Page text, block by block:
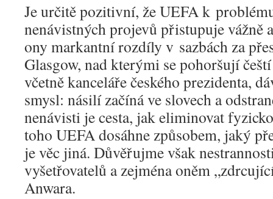
Je určitě pozitivní, že UEFA k
nenávistných projevů přistupuje vážně
ony markantní rozdíly v sazbách za
Glasgow, nad kterými se pohoršují
včetně kanceláře českého prezidenta,
smysl: násilí začíná ve slovech a
nenávisti je cesta, jak eliminovat
toho UEFA dosáhne způsobem, jaký
je věc jiná. Důvěřujme však
vyšetřovatelů a zejména oněm
Anwara.